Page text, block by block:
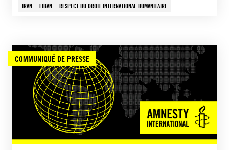
IRAN LIBAN RESPECT DU DROIT INTERNATIONAL HUMANITAIRE
COMMUNIQUÉ DE PRESSE